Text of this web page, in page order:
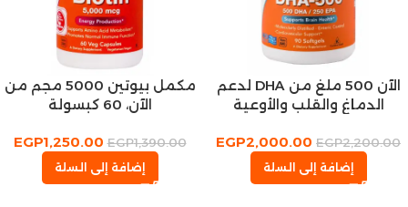
الآن 500 ملغ من DHA لدعم
الدماغ والقلب والأوعية
90 كبسولة هلامية
EGP2,200.00
EGP2,000.00
إضافة إلى السلة
مكمل بيوتين 5000 مجم من
الآن، 60 كبسولة
EGP1,390.00
EGP1,250.00
إضافة إلى السلة